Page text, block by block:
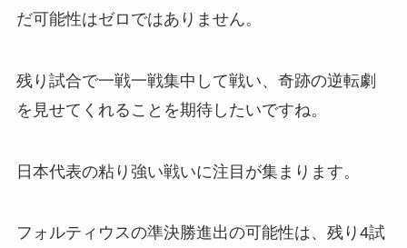
だ可能性はゼロではありません。
残り試合で一戦一戦集中して戦い、奇跡の逆転劇
を見せてくれることを期待したいですね。
日本代表の粘り強い戦いに注目が集まります。
フォルティウスの準決勝進出の可能性は、残り4試